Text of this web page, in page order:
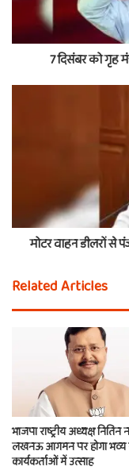
7 दिसंबर को गृह
मोटर वाहन डीलरों
Related Articles
भाजपा राष्ट्रीय अध्यक्ष
लखनऊ आगमन पर होगा भव्य
कार्यकर्ताओं में उत्साह